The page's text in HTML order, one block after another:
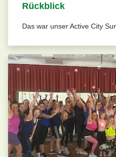
Rückblick
Das war unser Active City